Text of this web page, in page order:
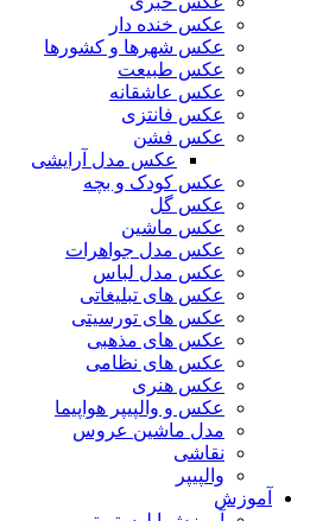
عکس خنده دار
عکس شهرها و کشورها
عکس طبیعت
عکس عاشقانه
عکس فانتزی
عکس فشن
عکس مدل آرایشی
عکس کودک و بچه
عکس گل
عکس ماشین
عکس مدل جواهرات
عکس مدل لباس
عکس های تبلیغاتی
عکس های تورسیتی
عکس های مذهبی
عکس های نظامی
عکس هنری
عکس و والپیپر هواپیما
مدل ماشین عروس
نقاشی
والپیپر
آموزش